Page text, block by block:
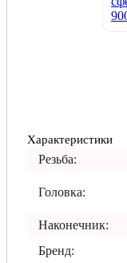
Характеристики
Резьба:
Головка:
Наконечник:
Бренд: